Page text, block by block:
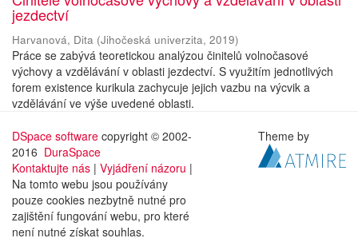
jezdectví
Harvanová, Dita (Jihočeská univerzita, 2019)
Práce se zabývá teoretickou analýzou činitelů volnočasové
výchovy a vzdělávání v oblasti jezdectví. S využitím jednotlivých
forem existence kurikula zachycuje jejich vazbu na výcvik a
vzdělávání ve výše uvedené oblasti.
DSpace software copyright © 2002-
2016 DuraSpace
Kontaktujte nás | Vyjádření názoru |
Na tomto webu jsou používány
pouze cookies nezbytně nutné pro
zajištění fungování webu, pro které
není nutné získat souhlas.
Theme by